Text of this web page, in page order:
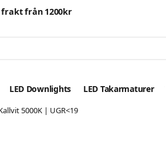
frakt från 1200kr
LED Downlights LED Takarmaturer
5000K | UGR<19